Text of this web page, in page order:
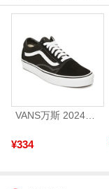
VANS万斯 2024年新款中性OldSkool帆布鞋/硫化鞋VN000D3HY28（延续款）
¥334